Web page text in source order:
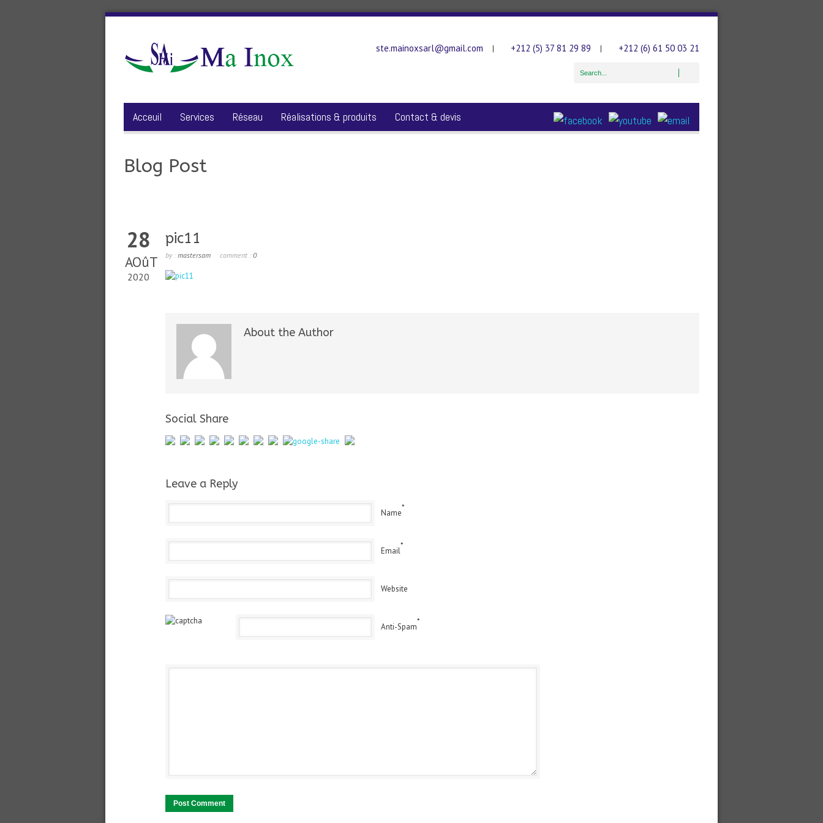
ste.mainoxsarl@gmail.com | +212 (5) 37 81 29 89 | +212 (6) 61 50 03 21
Acceuil Services Réseau Réalisations & produits Contact & devis
Blog Post
28
AOûT
2020
pic11
by : mastersam comment : 0
About the Author
Social Share
Leave a Reply
Name
*
Email
*
Website
Anti-Spam
*